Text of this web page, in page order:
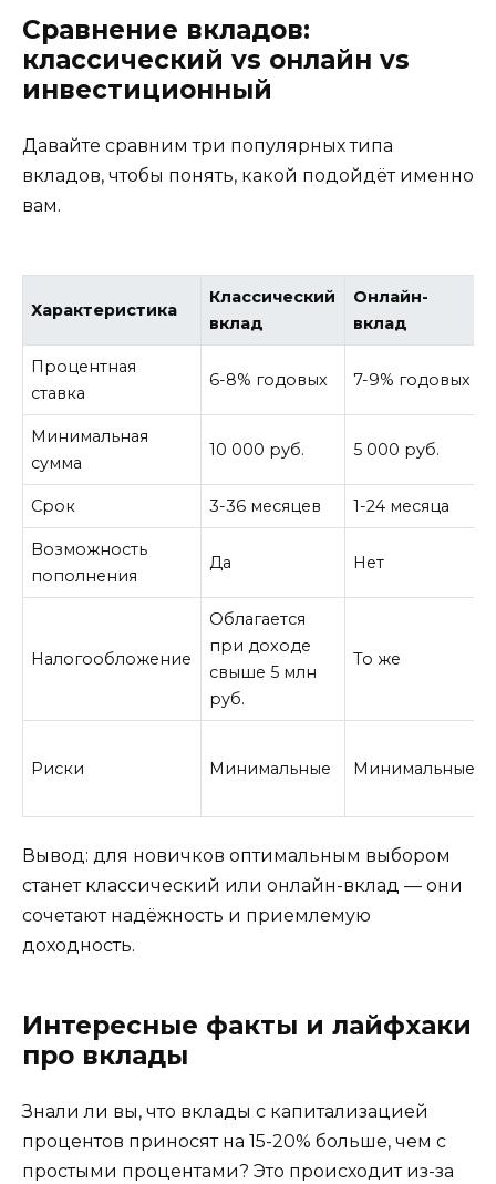
Сравнение вкладов:
классический vs онлайн vs
инвестиционный
Давайте сравним три популярных типа
вкладов, чтобы понять, какой подойдёт именно
вам.
Характеристика
Классический
вклад
Онлайн-
вклад
Процентная
ставка
6-8% годовых 7-9% годовых
Минимальная
сумма
10 000 руб. 5 000 руб.
Срок 3-36 месяцев 1-24 месяца
Возможность
пополнения
Да Нет
Налогообложение
Облагается
при доходе
свыше 5 млн
руб.
То же
Риски Минимальные Минимальные
Вывод: для новичков оптимальным выбором
станет классический или онлайн-вклад — они
сочетают надёжность и приемлемую
доходность.
Интересные факты и лайфхаки
про вклады
Знали ли вы, что вклады с капитализацией
процентов приносят на 15-20% больше, чем с
простыми процентами? Это происходит из-за